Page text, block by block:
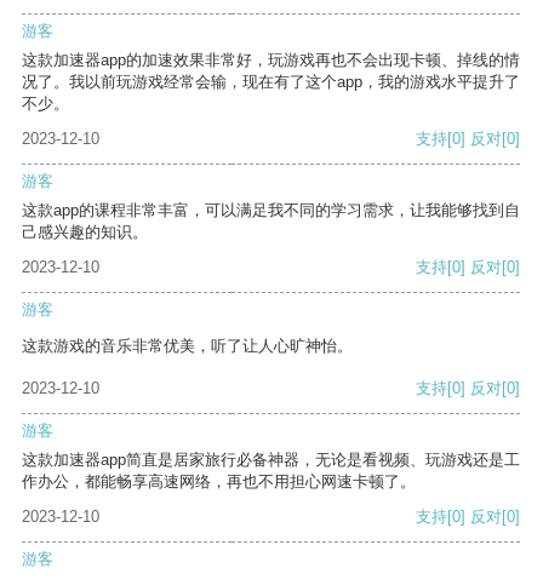
游客
这款加速器app的加速效果非常好，玩游戏再也不会出现卡顿、掉线的情
况了。我以前玩游戏经常会输，现在有了这个app，我的游戏水平提升了
不少。
2023-12-10
支持[0] 反对[0]
游客
这款app的课程非常丰富，可以满足我不同的学习需求，让我能够找到自
己感兴趣的知识。
2023-12-10
支持[0] 反对[0]
游客
这款游戏的音乐非常优美，听了让人心旷神怡。
2023-12-10 支持[0] 反对[0]
游客
这款加速器app简直是居家旅行必备神器，无论是看视频、玩游戏还是工
作办公，都能畅享高速网络，再也不用担心网速卡顿了。
2023-12-10
支持[0] 反对[0]
游客